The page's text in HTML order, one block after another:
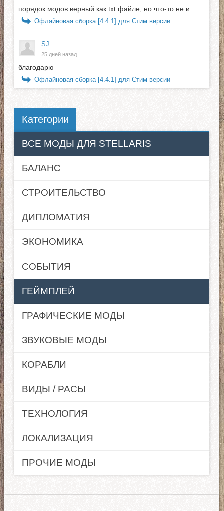
порядок модов верный как txt файле, но что-то не и...
Офлайновая сборка [4.4.1] для Стим версии
SJ
25 дней назад
благодарю
Офлайновая сборка [4.4.1] для Стим версии
Категории
ВСЕ МОДЫ ДЛЯ STELLARIS
БАЛАНС
СТРОИТЕЛЬСТВО
ДИПЛОМАТИЯ
ЭКОНОМИКА
СОБЫТИЯ
ГЕЙМПЛЕЙ
ГРАФИЧЕСКИЕ МОДЫ
ЗВУКОВЫЕ МОДЫ
КОРАБЛИ
ВИДЫ / РАСЫ
ТЕХНОЛОГИЯ
ЛОКАЛИЗАЦИЯ
ПРОЧИЕ МОДЫ